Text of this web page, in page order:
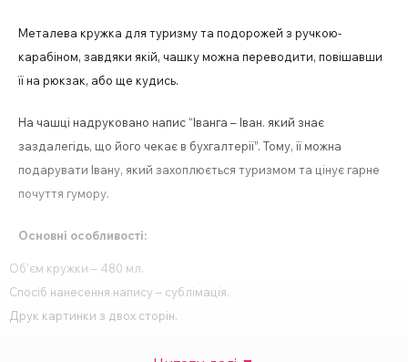
Металева кружка для туризму та подорожей з ручкою-
карабіном, завдяки якій, чашку можна переводити, повішавши
її на рюкзак, або ще кудись.
На чашці надруковано напис “Іванга – Іван. який знає
заздалегідь, що його чекає в бухгалтерії”. Тому, її можна
подарувати Івану, який захоплюється туризмом та цінує гарне
почуття гумору.
Основні особливості:
Об’єм кружки – 480 мл.
Спосіб нанесення напису – сублімація.
Друк картинки з двох сторін.